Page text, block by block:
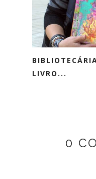
LIVRO...
0